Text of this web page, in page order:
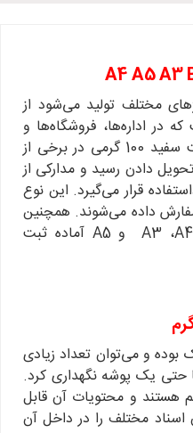
مختلف تولید می‌شود از
در اداره‌ها، فروشگاه‌ها و
منازل بسیار پرکاربرد است. پاکت سفید 100 گرمی در برخی از
دادن رسید و مدارکی از
قرار می‌گیرد. این نوع
داده می‌شوند. همچنین
پاکت سفید 100 گرم در سایز A3 ،A4 و A5 آماده ثبت
بوده و می‌توان تعداد زیادی
حتی یک پوشه نگهداری کرد.
هستند و محتویات آن قابل
اسناد مختلف را در داخل آن